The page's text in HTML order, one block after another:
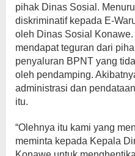
pihak Dinas Sosial.
diskriminatif kepada E-
oleh Dinas Sosial
mendapat teguran dari
penyaluran BPNT yang
oleh pendamping.
administrasi dan
itu.
“Olehnya itu kami yang
meminta kepada Kepala